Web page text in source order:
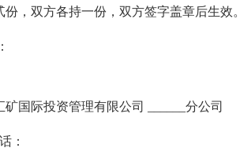
份，双方各持一份，双方签字盖章后生效。
矿国际投资管理有限公司 ______分公司
：